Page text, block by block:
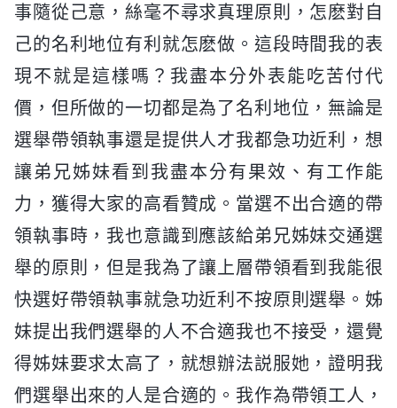
事隨從己意，絲毫不尋求真理原則，怎麽對自
己的名利地位有利就怎麽做。這段時間我的表
現不就是這樣嗎？我盡本分外表能吃苦付代
價，但所做的一切都是為了名利地位，無論是
選舉帶領執事還是提供人才我都急功近利，想
讓弟兄姊妹看到我盡本分有果效、有工作能
力，獲得大家的高看贊成。當選不出合適的帶
領執事時，我也意識到應該給弟兄姊妹交通選
舉的原則，但是我為了讓上層帶領看到我能很
快選好帶領執事就急功近利不按原則選舉。姊
妹提出我們選舉的人不合適我也不接受，還覺
得姊妹要求太高了，就想辦法説服她，證明我
們選舉出來的人是合適的。我作為帶領工人，